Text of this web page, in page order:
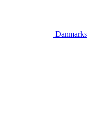
Danmarks